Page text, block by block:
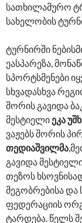
სათხილამურო
სახელობის
ტურნირში
ეასპარეზა,
სპორტსმენები
სხვადასხვა
შორის გავიდა
მესტიელი ეკა
ვაჟებს შორის
თედიაშვილმა
გავიდა
თეზოს
მეგობრებისა
ფედერაციის
ტარდება. წელს